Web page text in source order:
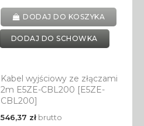
DODAJ DO KOSZYKA
DODAJ DO SCHOWKA
Kabel wyjściowy ze złączami
2m E5ZE-CBL200 [E5ZE-
CBL200]
546,37 złbrutto